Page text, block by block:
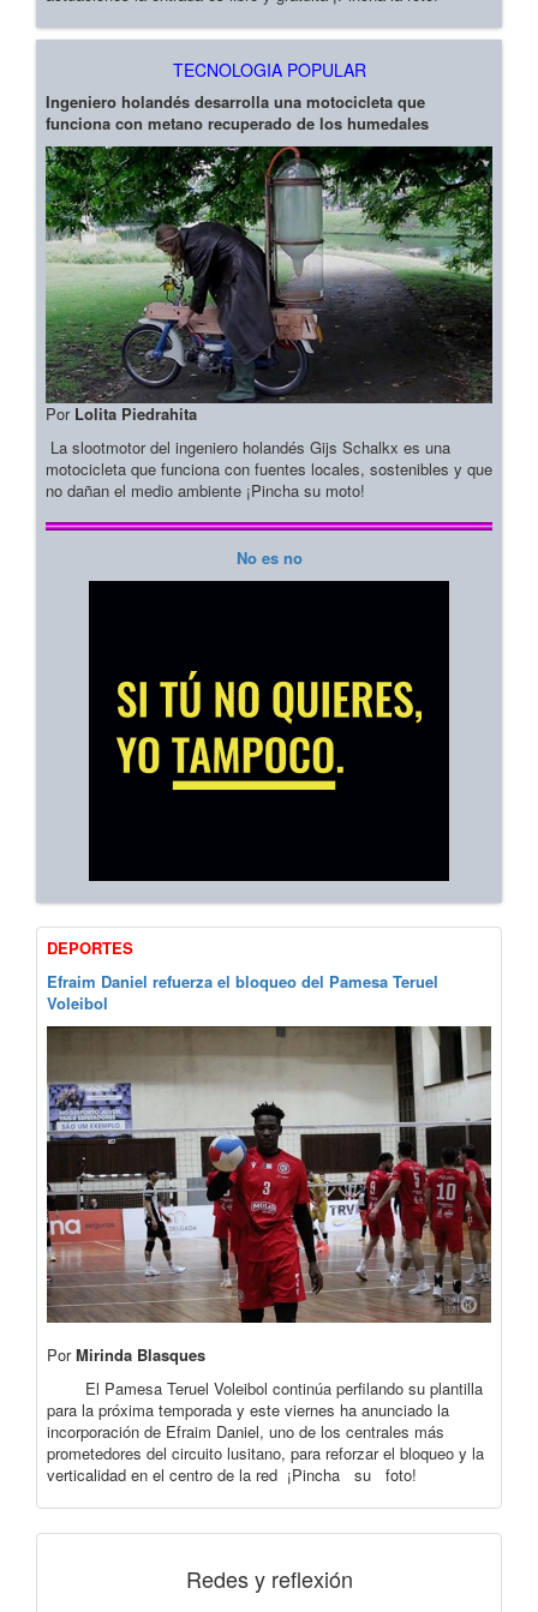
TECNOLOGIA POPULAR
Ingeniero holandés desarrolla una motocicleta que
funciona con metano recuperado de los humedales
Por Lolita Piedrahita
La slootmotor del ingeniero holandés Gijs Schalkx es una
motocicleta que funciona con fuentes locales, sostenibles y que
no dañan el medio ambiente ¡Pincha su moto!
No es no
DEPORTES
Efraim Daniel refuerza el bloqueo del Pamesa Teruel
Voleibol
PorMirinda Blasques
El Pamesa Teruel Voleibol continúa perfilando su plantilla
para la próxima temporada y este viernes ha anunciado la
incorporación de Efraim Daniel, uno de los centrales más
prometedores del circuito lusitano, para reforzar el bloqueo y la
verticalidad en el centro de la red ¡Pincha su foto!
Redes y reflexión